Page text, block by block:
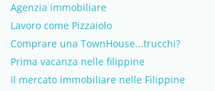
Agenzia immobiliare
Lavoro come Pizzaiolo
Comprare una TownHouse...trucchi?
Prima vacanza nelle filippine
Il mercato immobiliare nelle Filippine